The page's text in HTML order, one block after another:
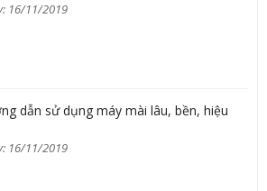
16/11/2019
dẫn sử dụng máy mài lâu, bền, hiệu
16/11/2019